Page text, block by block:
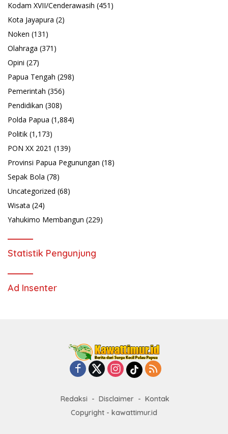
Kodam XVII/Cenderawasih (451)
Kota Jayapura (2)
Noken (131)
Olahraga (371)
Opini (27)
Papua Tengah (298)
Pemerintah (356)
Pendidikan (308)
Polda Papua (1,884)
Politik (1,173)
PON XX 2021 (139)
Provinsi Papua Pegunungan (18)
Sepak Bola (78)
Uncategorized (68)
Wisata (24)
Yahukimo Membangun (229)
Statistik Pengunjung
Ad Insenter
Redaksi Disclaimer
Kontak
Copyright - kawattimur.id